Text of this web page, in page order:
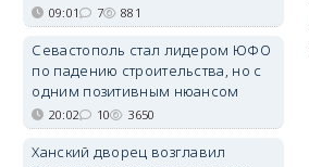
09:01 7 881
Севастополь стал лидером ЮФО
по падению строительства, но с
одним позитивным нюансом
20:02 10 3650
Ханский дворец возглавил